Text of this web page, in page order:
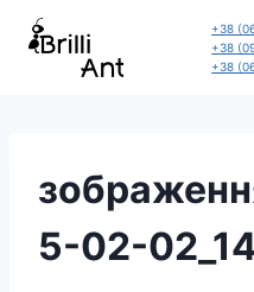
Перейти
+38
+38
+38
5-02-